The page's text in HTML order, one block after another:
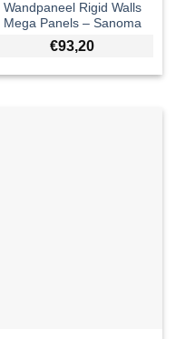
Wandpaneel Rigid Walls
Mega Panels – Sanoma
€93,20